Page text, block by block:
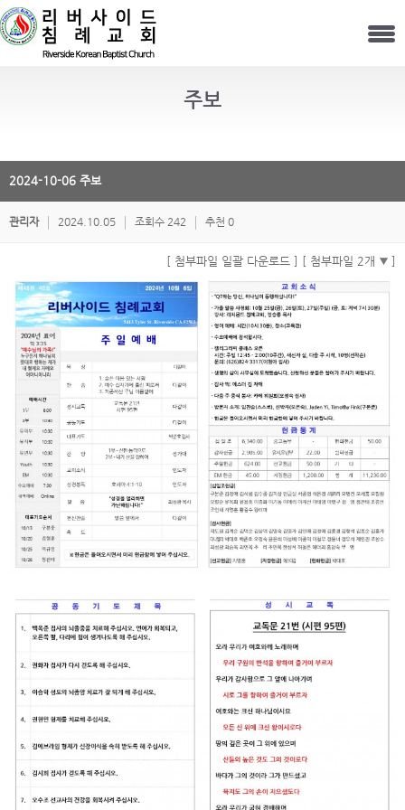
주보
2024-10-06 주보
관리자 2024.10.05 조회수 242 추천 0
[ 첨부파일 일괄 다운로드 ] [ 첨부파일 2개 ]